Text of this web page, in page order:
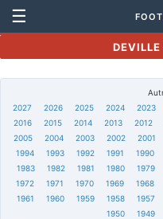
☰
2027
2026 2025 2024 2023
2016
2015 2014 2013 2012
2005
2004 2003 2002 2001
1994
1993 1992 1991 1990
1983
1982 1981 1980 1979
1972
1971 1970 1969 1968
1961
1960 1959 1958 1957
1950
1949